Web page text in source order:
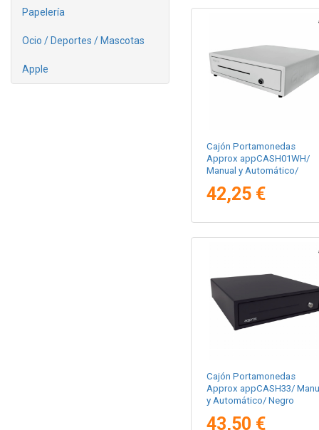
Papelería
Ocio / Deportes / Mascotas
Apple
Cajón Portamonedas
Approx appCASH01WH/
Manual y Automático/
42,25 €
Cajón Portamonedas
Approx appCASH33/
y Automático/ Negro
43,50 €